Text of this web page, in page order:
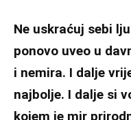
Ne uskraćuj sebi
ponovo uveo u
i nemira. I dalje
najbolje. I dalje si
kojem je mir